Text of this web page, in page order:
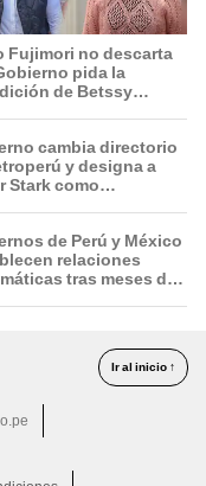
Fujimori no descarta
pida la
de Betssy
cambia directorio
y designa a
Stark como
de Perú y México
relaciones
tras meses de
Ir al inicio ↑